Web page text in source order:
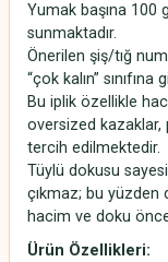
Yumak başına 100
sunmaktadır.
Önerilen şiş/tığ
“çok kalın” sınıfına
Bu iplik özellikle
oversized
tercih edilmektedir.
Tüylü dokusu
çıkmaz; bu yüzden
hacim ve doku
Ürün Özellikleri: